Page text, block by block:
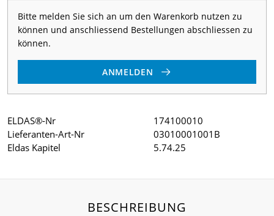
Bitte melden Sie sich an um den Warenkorb nutzen zu
können und anschliessend Bestellungen abschliessen zu
können.
ANMELDEN
ELDAS®-Nr
174100010
Lieferanten-Art-Nr
03010001001B
Eldas Kapitel
5.74.25
BESCHREIBUNG